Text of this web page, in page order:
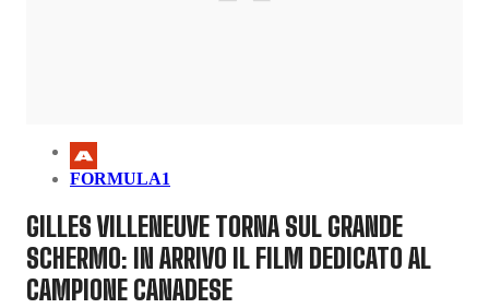
FORMULA1
GILLES VILLENEUVE TORNA SUL GRANDE
SCHERMO: IN ARRIVO IL FILM DEDICATO AL
CAMPIONE CANADESE